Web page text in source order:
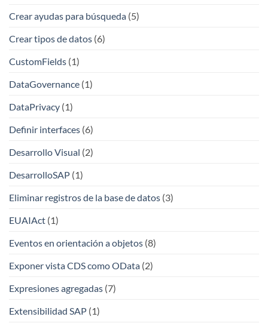
Crear ayudas para búsqueda (5)
Crear tipos de datos (6)
CustomFields (1)
DataGovernance (1)
DataPrivacy (1)
Definir interfaces (6)
Desarrollo Visual (2)
DesarrolloSAP (1)
Eliminar registros de la base de datos (3)
EUAIAct (1)
Eventos en orientación a objetos (8)
Exponer vista CDS como OData (2)
Expresiones agregadas (7)
Extensibilidad SAP (1)